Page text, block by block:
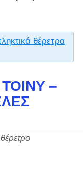
θέρετρα
–